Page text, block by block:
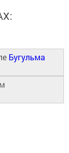
Бугульма